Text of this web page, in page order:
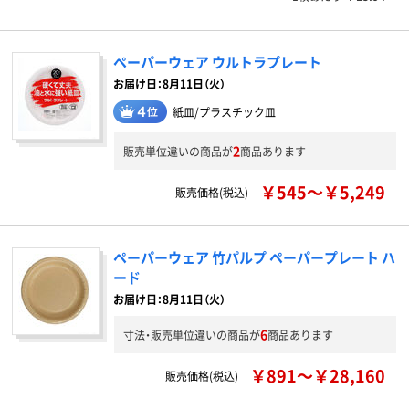
ペーパーウェア ウルトラプレート
お届け日：8月11日（火）
紙皿/プラスチック皿
販売単位違いの商品が2商品あります
販売価格(税込) ￥545～￥5,249
ペーパーウェア 竹パルプ ペーパープレート ハ
ード
お届け日：8月11日（火）
寸法・販売単位違いの商品が6商品あります
販売価格(税込) ￥891～￥28,160